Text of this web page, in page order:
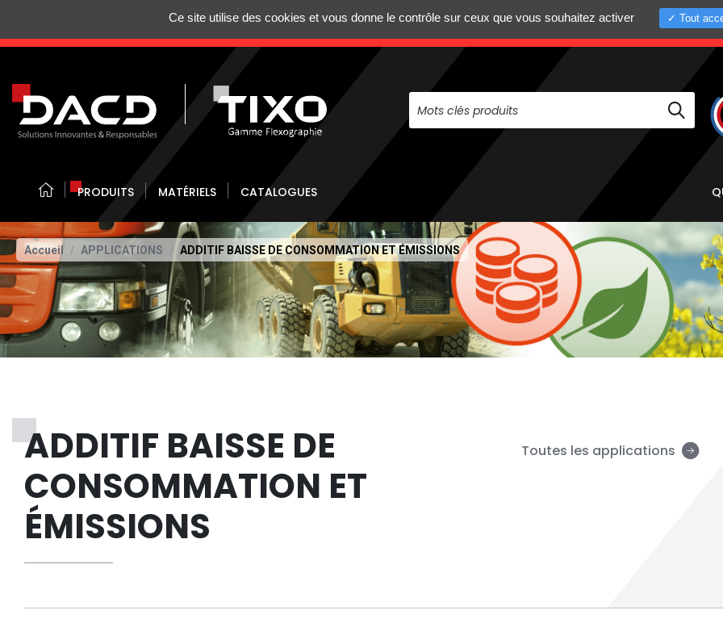
N'HÉSITEZ PAS À NOUS CONTACTER AU +33 (0)4 75 58
PRODUITS MATÉRIELS CATALOGUES
Accueil APPLICATIONS ADDITIF BAISSE DE CONSOMMATION ET ÉMISSIONS
ADDITIF BAISSE DE
CONSOMMATION ET
ÉMISSIONS
Toutes les applications
Ce site utilise des cookies et vous donne le contrôle sur ceux que vous souhaitez activer Tout